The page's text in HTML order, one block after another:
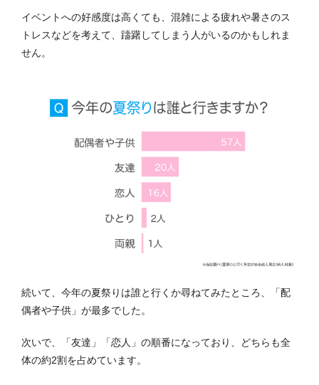
イベントへの好感度は高くても、混雑による疲れや暑さのス
トレスなどを考えて、躊躇してしまう人がいるのかもしれま
せん。
続いて、今年の夏祭りは誰と行くか尋ねてみたところ、「配
偶者や子供」が最多でした。
次いで、「友達」「恋人」の順番になっており、どちらも全
体の約2割を占めています。